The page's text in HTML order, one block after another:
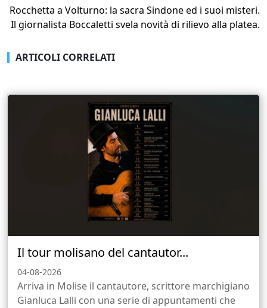
Rocchetta a Volturno: la sacra Sindone ed i suoi misteri.
Il giornalista Boccaletti svela novità di rilievo alla platea.
ARTICOLI CORRELATI
Il tour molisano del cantautor...
04-08-2026
Arriva in Molise il cantautore, scrittore marchigiano
Gianluca Lalli con una serie di appuntamenti che